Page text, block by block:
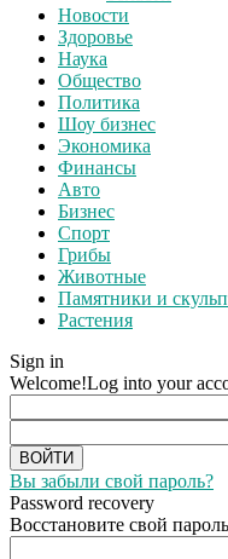
Новости
Здоровье
Наука
Общество
Политика
Шоу бизнес
Экономика
Финансы
Авто
Бизнес
Спорт
Грибы
Животные
Памятники и
Растения
Sign in
Welcome!Log into your
Вы забыли свой пароль?
Password recovery
Восстановите свой пароль